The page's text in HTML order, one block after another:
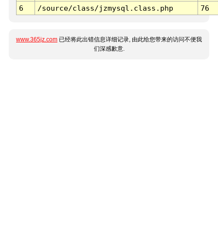
6
/source/class/jzmysql.class.php 76
www.365jz.com 已经将此出错信息详细记录, 由此给您带来的访问不便我
们深感歉意.